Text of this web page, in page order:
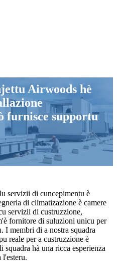
Airwoods hè
furnisce supportu
servizii di cuncepimentu è
di climatizazione è camere
servizii di custruzzione,
fornitore di suluzioni unicu per
I membri di a nostra squadra
reale per a custruzzione è
hà una ricca esperienza
l'esteru.